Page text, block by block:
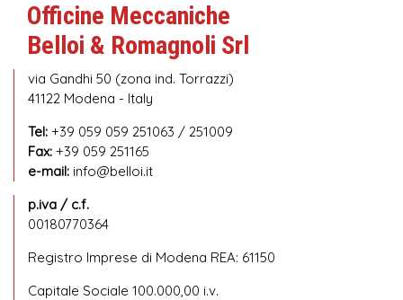
Officine Meccaniche
Belloi & Romagnoli Srl
via Gandhi 50 (zona ind. Torrazzi)
41122 Modena - Italy
Tel: +39 059 059 251063 / 251009
Fax: +39 059 251165
e-mail: info@belloi.it
p.iva / c.f.
00180770364
Registro Imprese di Modena REA: 61150
Capitale Sociale 100.000,00 i.v.